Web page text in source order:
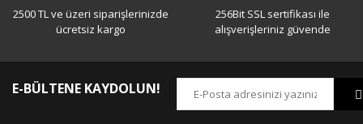
2500 TL ve üzeri siparişlerinizde
ücretsiz kargo
256Bit SSL sertifikası ile
alışverişleriniz güvende
E-BÜLTENE KAYDOLUN!